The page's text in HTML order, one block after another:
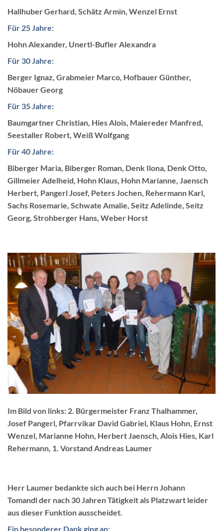
Hallhuber Gerhard, Schätz Armin, Wenzel Ernst
Für 25 Jahre:
Hohn Alexander, Unertl-Bufler Alexandra
Für 30 Jahre:
Berger Ignaz, Grabmeier Marco, Hofbauer Günther,
Nöbauer Georg
Für 35 Jahre:
Baumgartner Christian, Hies Alois, Maiereder Manfred,
Seestaller Robert, Weiß Wolfgang
Für 40 Jahre:
Biberger Maria, Biberger Roman, Denk Ilona, Denk Otto,
Gillmeier Adelheid, Hohn Klaus, Hohn Marianne, Jaensch
Herbert, Pangerl Josef, Peters Jochen, Rehermann Karl,
Sachs Rosemarie, Schwate Amalie, Seitz Adelinde, Seitz
Georg, Strohberger Hans, Weber Horst
Im Bild von links: 2. Bürgermeister Franz Thalhammer,
Josef Pangerl, Pfarrvikar David Gabriel, Klaus Hohn, Ernst
Wenzel, Marianne Hohn, Herbert Jaensch, Alois Hies, Karl
Rehermann, 1. Vorstand Andreas Laumer
Herr Laumer bedankte sich auch bei Herrn Johann
Tomandl der nach 30 Jahren Tätigkeit als Platzwart leider
aus dieser Funktion ausscheidet.
Ein besonderer Dank ging an: